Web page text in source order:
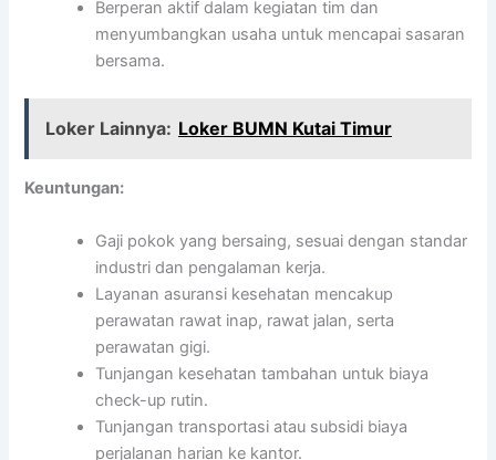
Berperan aktif dalam kegiatan tim dan
menyumbangkan usaha untuk mencapai sasaran
bersama.
Loker Lainnya: Loker BUMN Kutai Timur
Keuntungan:
Gaji pokok yang bersaing, sesuai dengan standar
industri dan pengalaman kerja.
Layanan asuransi kesehatan mencakup
perawatan rawat inap, rawat jalan, serta
perawatan gigi.
Tunjangan kesehatan tambahan untuk biaya
check-up rutin.
Tunjangan transportasi atau subsidi biaya
perjalanan harian ke kantor.